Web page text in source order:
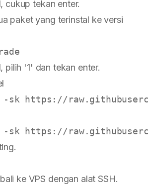
cukup tekan enter.
paket yang terinstal ke versi
pilih '1' dan tekan enter.
ke VPS dengan alat SSH.